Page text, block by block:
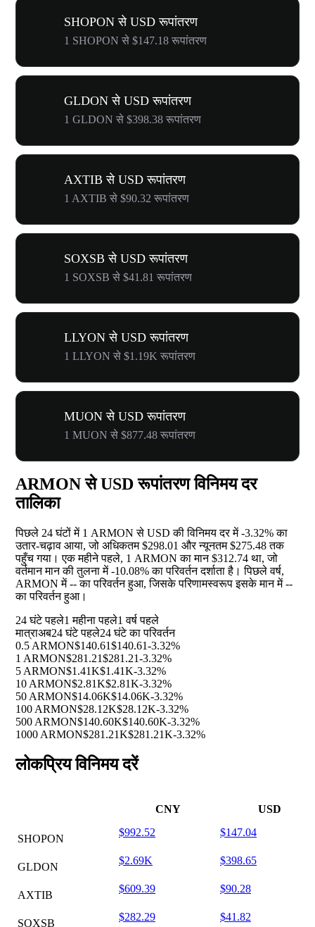
SHOPON से USD रूपांतरण
1 SHOPON से $147.18 रूपांतरण
GLDON से USD रूपांतरण
1 GLDON से $398.38 रूपांतरण
AXTIB से USD रूपांतरण
1 AXTIB से $90.32 रूपांतरण
SOXSB से USD रूपांतरण
1 SOXSB से $41.81 रूपांतरण
LLYON से USD रूपांतरण
1 LLYON से $1.19K रूपांतरण
MUON से USD रूपांतरण
1 MUON से $877.48 रूपांतरण
ARMON से USD रूपांतरण विनिमय दर
तालिका
पिछले 24 घंटों में 1 ARMON से USD की विनिमय दर में-3.32%का
उतार-चढ़ाव आया, जो अधिकतम $298.01 और न्यूनतम $275.48 तक
पहुँच गया। एक महीने पहले, 1 ARMON का मान $312.74 था, जो
वर्तमान मान की तुलना में-10.08%का परिवर्तन दर्शाता है। पिछले वर्ष,
ARMON में--का परिवर्तन हुआ, जिसके परिणामस्वरूप इसके मान में--
का परिवर्तन हुआ।
24 घंटे पहले1 महीना पहले1 वर्ष पहले
मात्राअब24 घंटे पहले24 घंटे का परिवर्तन
0.5 ARMON$140.61$140.61-3.32%
1 ARMON$281.21$281.21-3.32%
5 ARMON$1.41K$1.41K-3.32%
10 ARMON$2.81K$2.81K-3.32%
50 ARMON$14.06K$14.06K-3.32%
100 ARMON$28.12K$28.12K-3.32%
500 ARMON$140.60K$140.60K-3.32%
1000 ARMON$281.21K$281.21K-3.32%
लोकप्रिय विनिमय दरें
CNY USD
SHOPON
$992.52 $147.04
GLDON
$2.69K $398.65
AXTIB
$609.39 $90.28
SOXSB
$282.29 $41.82